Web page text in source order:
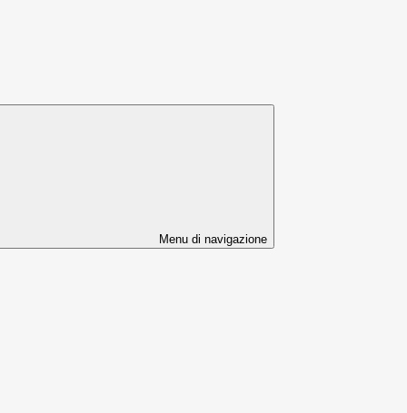
Menu di navigazione